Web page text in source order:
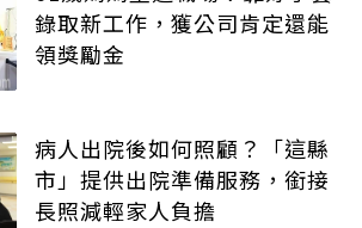
錄取新工作，獲公司肯定還能
領獎勵金
病人出院後如何照顧？「這縣
市」提供出院準備服務，銜接
長照減輕家人負擔